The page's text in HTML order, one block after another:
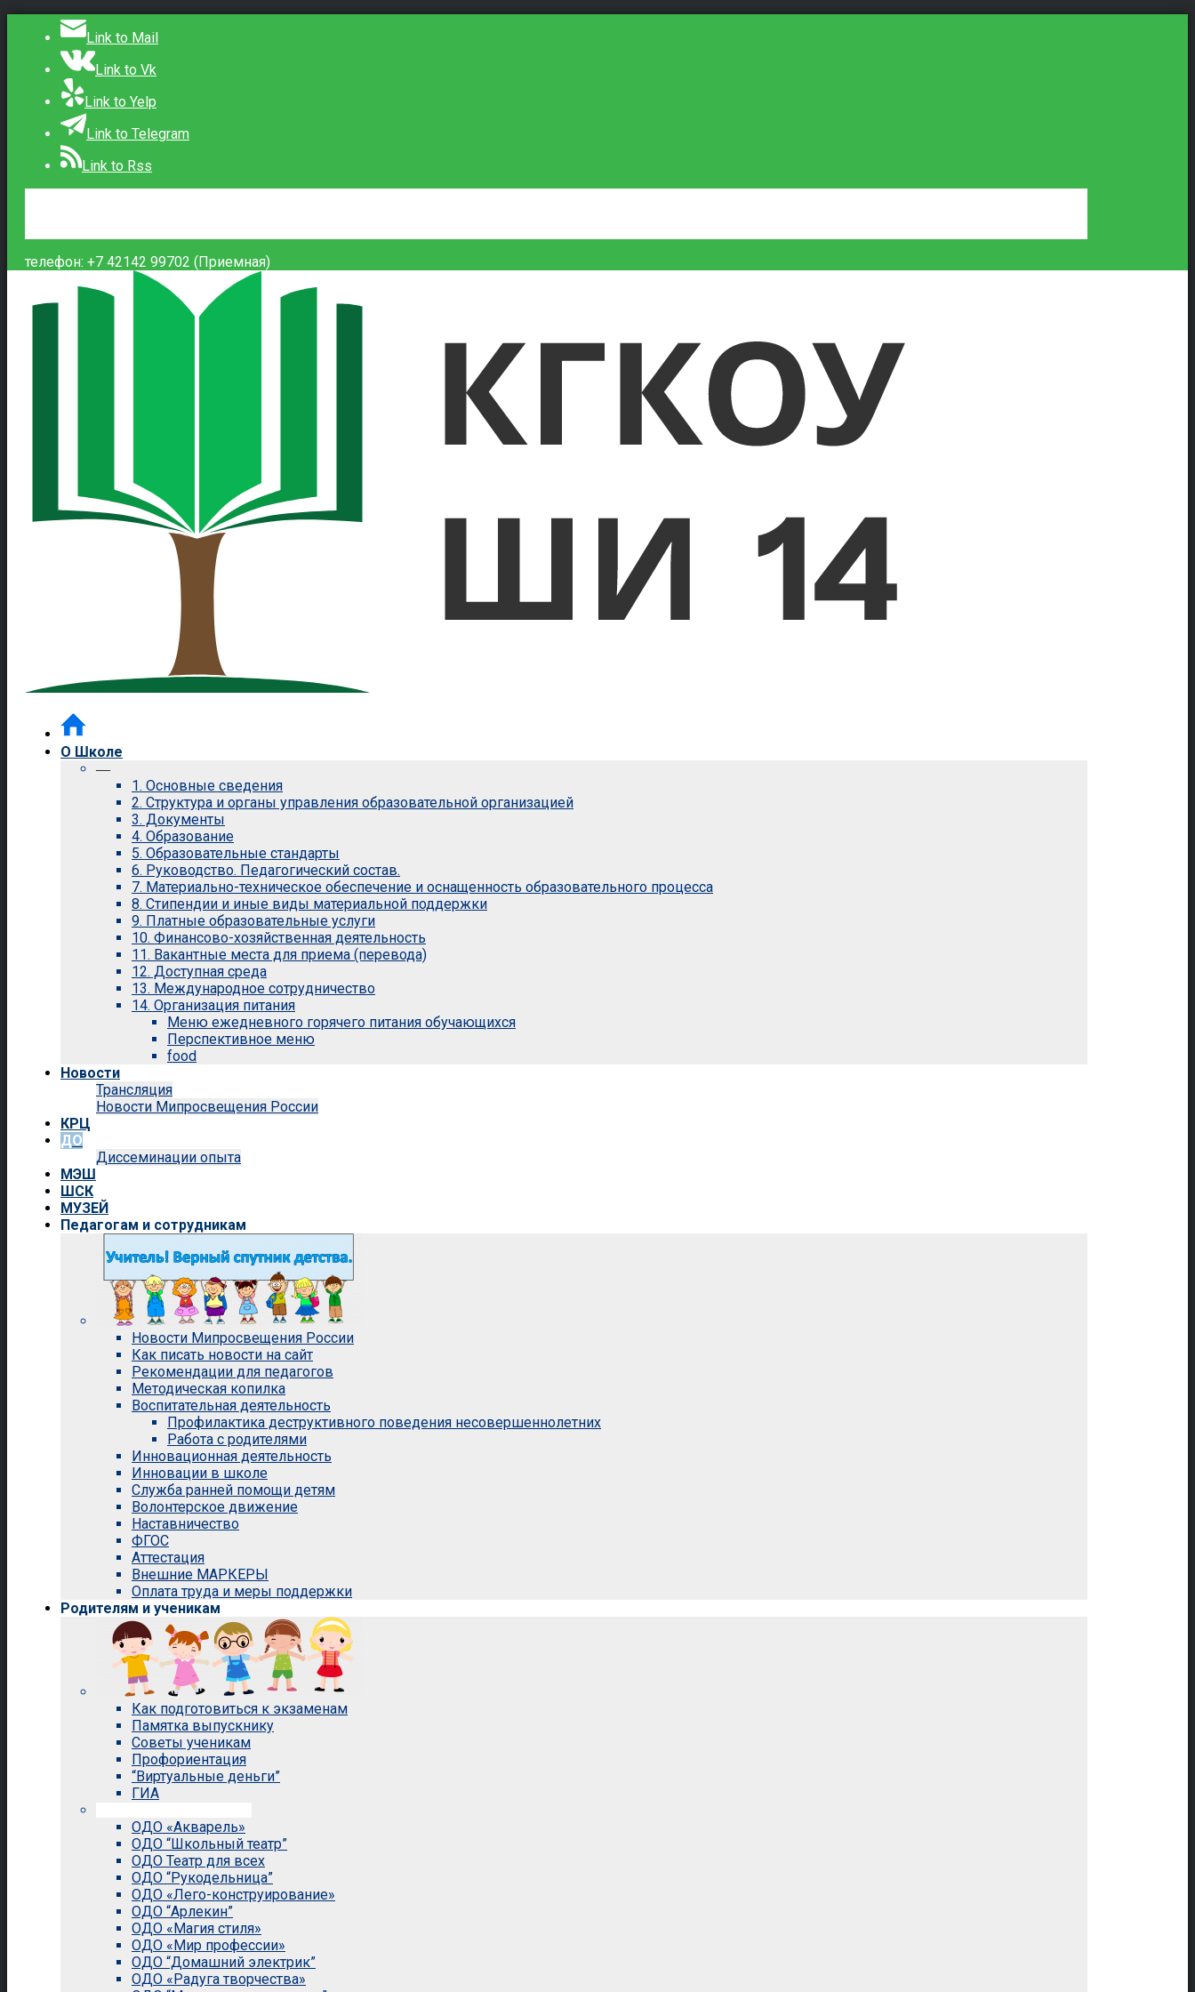
Link to Mail
Link to Vk
Link to Yelp
Link to Telegram
Link to Rss
телефон: +7 42142 99702 (Приемная)
О Школе
—
1. Основные сведения
2. Структура и органы управления образовательной организацией
3. Документы
4. Образование
5. Образовательные стандарты
6. Руководство. Педагогический состав.
7. Материально-техническое обеспечение и оснащенность образовательного процесса
8. Стипендии и иные виды материальной поддержки
9. Платные образовательные услуги
10. Финансово-хозяйственная деятельность
11. Вакантные места для приема (перевода)
12. Доступная среда
13. Международное сотрудничество
14. Организация питания
Меню ежедневного горячего питания обучающихся
Перспективное меню
food
Новости
Трансляция
Новости Мипросвещения России
КРЦ
ДО
Диссеминации опыта
МЭШ
ШСК
МУЗЕЙ
Педагогам и сотрудникам
Новости Мипросвещения России
Как писать новости на сайт
Рекомендации для педагогов
Методическая копилка
Воспитательная деятельность
Профилактика деструктивного поведения несовершеннолетних
Работа с родителями
Инновационная деятельность
Инновации в школе
Служба ранней помощи детям
Волонтерское движение
Наставничество
ФГОС
Аттестация
Внешние МАРКЕРЫ
Оплата труда и меры поддержки
Родителям и ученикам
Как подготовиться к экзаменам
Памятка выпускнику
Советы ученикам
Профориентация
“Виртуальные деньги”
ГИА
ОДО «Акварель»
ОДО “Школьный театр”
ОДО Театр для всех
ОДО “Рукодельница”
ОДО «Лего-конструирование»
ОДО “Арлекин”
ОДО «Магия стиля»
ОДО «Мир профессии»
ОДО “Домашний электрик”
ОДО «Радуга творчества»